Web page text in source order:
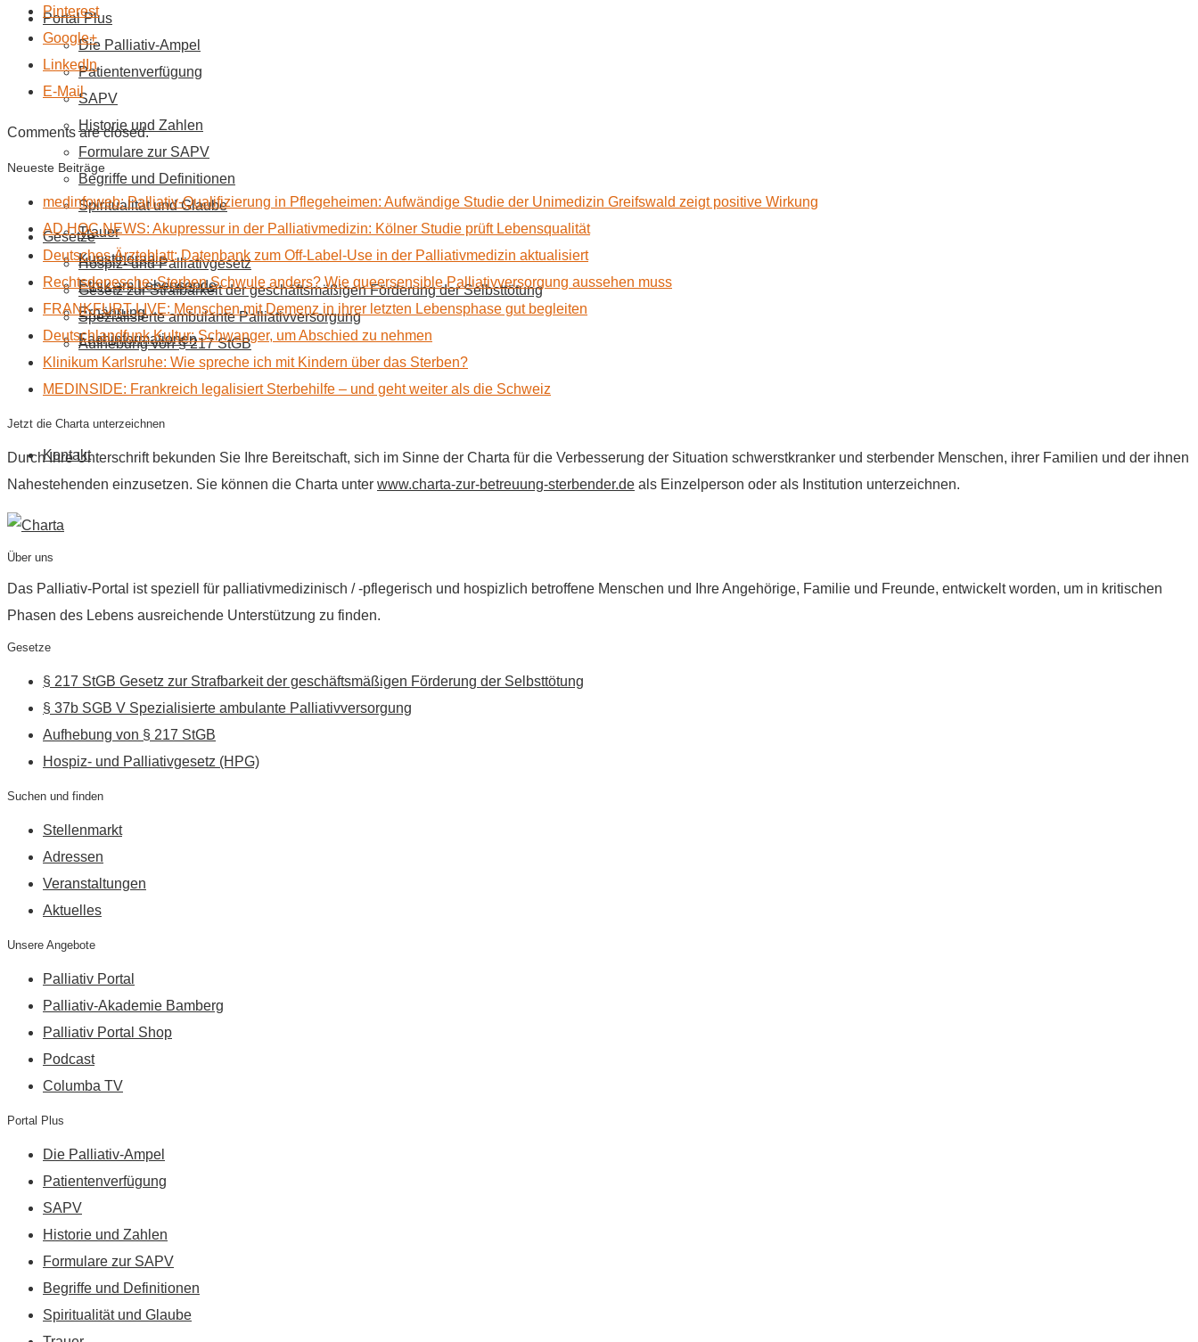
Portal Plus
Die Palliativ-Ampel
Patientenverfügung
SAPV
Historie und Zahlen
Formulare zur SAPV
Begriffe und Definitionen
Spiritualität und Glaube
Trauer
Kunsttherapie
Ethik am Lebensende
Ernährung
Fachinformationen
Gesetze
Hospiz- und Palliativgesetz
Gesetz zur Strafbarkeit der geschäftsmäßigen Förderung der Selbsttötung
Spezialisierte ambulante Palliativversorgung
Aufhebung von § 217 StGB
Kontakt
Pinterest
Google+
LinkedIn
E-Mail
Comments are closed.
Neueste Beiträge
medinfoweb: Palliativ-Qualifizierung in Pflegeheimen: Aufwändige Studie der Unimedizin Greifswald zeigt positive Wirkung
AD HOC NEWS: Akupressur in der Palliativmedizin: Kölner Studie prüft Lebensqualität
Deutsches Ärzteblatt: Datenbank zum Off-Label-Use in der Palliativmedizin aktualisiert
Rechtsdepesche: Sterben Schwule anders? Wie queersensible Palliativversorgung aussehen muss
FRANKFURT LIVE: Menschen mit Demenz in ihrer letzten Lebensphase gut begleiten
Deutschlandfunk Kultur: Schwanger, um Abschied zu nehmen
Klinikum Karlsruhe: Wie spreche ich mit Kindern über das Sterben?
MEDINSIDE: Frankreich legalisiert Sterbehilfe – und geht weiter als die Schweiz
Jetzt die Charta unterzeichnen
Durch Ihre Unterschrift bekunden Sie Ihre Bereitschaft, sich im Sinne der Charta für die Verbesserung der Situation schwerstkranker und sterbender Menschen, ihrer Familien und der ihnen
Nahestehenden einzusetzen. Sie können die Charta unter www.charta-zur-betreuung-sterbender.de als Einzelperson oder als Institution unterzeichnen.
Über uns
Das Palliativ-Portal ist speziell für palliativmedizinisch / -pflegerisch und hospizlich betroffene Menschen und Ihre Angehörige, Familie und Freunde, entwickelt worden, um in kritischen
Phasen des Lebens ausreichende Unterstützung zu finden.
Gesetze
§ 217 StGB Gesetz zur Strafbarkeit der geschäftsmäßigen Förderung der Selbsttötung
§ 37b SGB V Spezialisierte ambulante Palliativversorgung
Aufhebung von § 217 StGB
Hospiz- und Palliativgesetz (HPG)
Suchen und finden
Stellenmarkt
Adressen
Veranstaltungen
Aktuelles
Unsere Angebote
Palliativ Portal
Palliativ-Akademie Bamberg
Palliativ Portal Shop
Podcast
Columba TV
Portal Plus
Die Palliativ-Ampel
Patientenverfügung
SAPV
Historie und Zahlen
Formulare zur SAPV
Begriffe und Definitionen
Spiritualität und Glaube